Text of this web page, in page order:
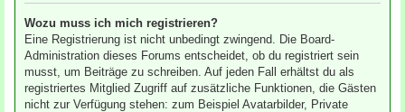
Wozu muss ich mich registrieren?
Eine Registrierung ist nicht unbedingt zwingend. Die Board-
Administration dieses Forums entscheidet, ob du registriert sein
musst, um Beiträge zu schreiben. Auf jeden Fall erhältst du als
registriertes Mitglied Zugriff auf zusätzliche Funktionen, die Gästen
nicht zur Verfügung stehen: zum Beispiel Avatarbilder, Private